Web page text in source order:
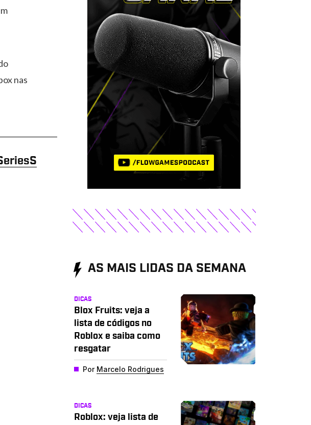
nas
AS MAIS LIDAS DA SEMANA
DICAS
Blox Fruits: veja a
lista de códigos no
Roblox e saiba como
resgatar
Por Marcelo Rodrigues
DICAS
Roblox: veja lista de